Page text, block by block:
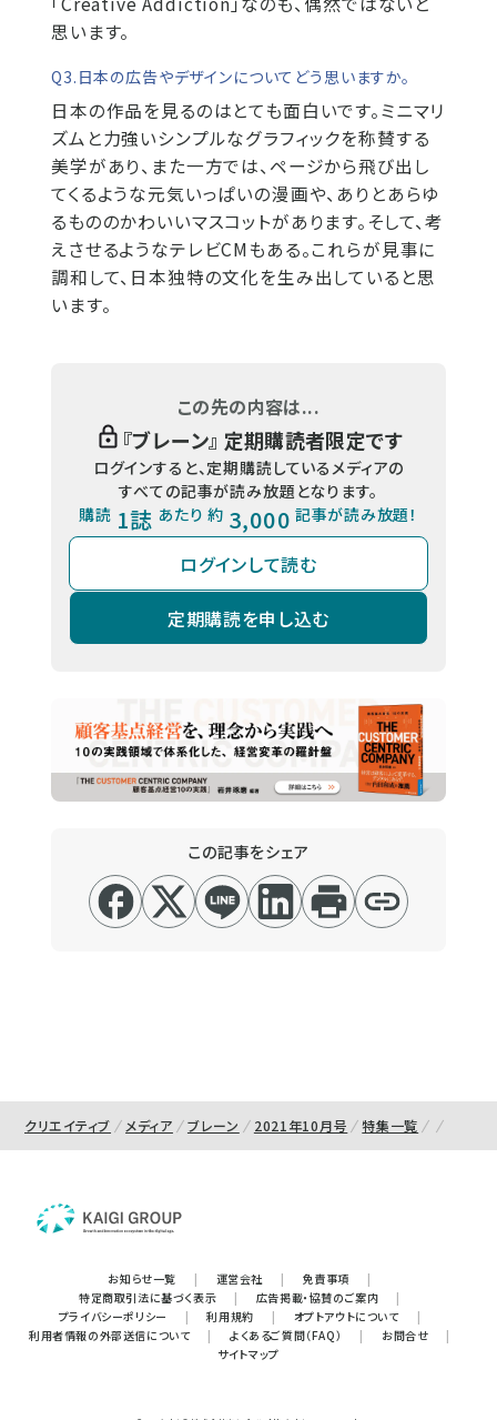
思います。
Q3.日本の広告やデザインについてどう思いますか。
日本の作品を見るのはとても面白いです。ミニマリ
ズムと力強いシンプルなグラフィックを称賛する
美学があり、また一方では、ページから飛び出し
てくるような元気いっぱいの漫画や、ありとあらゆ
るもののかわいいマスコットがあります。そして、考
えさせるようなテレビCMもある。これらが見事に
調和して、日本独特の文化を生み出していると思
います。
この先の内容は...
『ブレーン』 定期購読者限定です
ログインすると、定期購読しているメディアの
すべての記事が読み放題となります。
購読 1誌 あたり 約 3,000 記事が読み放題！
ログインして読む
定期購読を申し込む
この記事をシェア
クリエイティブ メディア ブレーン 2021年10月号 特集一覧
お知らせ一覧 | 運営会社 | 免責事項
|
特定商取引法に基づく表示
| 広告掲載・協賛のご案内
|
プライバシーポリシー
| 利用規約 | オプトアウトについて
|
利用者情報の外部送信について
| よくあるご質問（FAQ） | お問合せ
|
サイトマップ